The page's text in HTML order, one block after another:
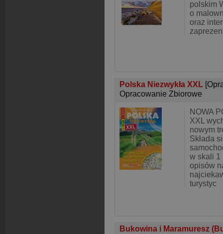
polskim
o
oraz
Polska Niezwykła XXL
Opracowanie Zbiorowe
NOWA
XXL
nowym
Składa
w skali 1
opisów
turystyc
Bukowina i Maramuresz